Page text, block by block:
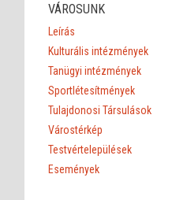
VÁROSUNK
Leírás
Kulturális intézmények
Tanügyi intézmények
Sportlétesítmények
Tulajdonosi Társulások
Várostérkép
Testvértelepülések
Események